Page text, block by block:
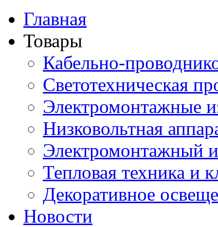
Главная
Товары
Кабельно-
Светотехническая
Электромонтажные
Низковольтная
Электромонтажный
Тепловая техника и
Декоративное
Новости